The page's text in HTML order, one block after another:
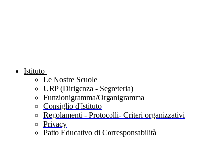
Istituto
Le Nostre Scuole
URP (Dirigenza - Segreteria)
Funzionigramma/Organigramma
Consiglio d'Istituto
Regolamenti - Protocolli- Criteri organizzativi
Privacy
Patto Educativo di Corresponsabilità